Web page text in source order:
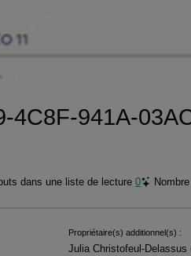
4C8F-941A-
dans une liste de lecture 0
Propriétaire(s) additionnel(s) :
Julia Christofeul-